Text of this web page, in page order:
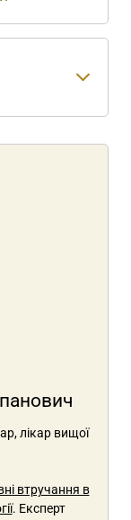
лікар вищої
втручання в
. Експерт